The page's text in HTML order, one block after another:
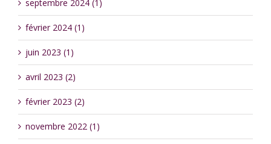
septembre 2024 (1)
février 2024 (1)
juin 2023 (1)
avril 2023 (2)
février 2023 (2)
novembre 2022 (1)